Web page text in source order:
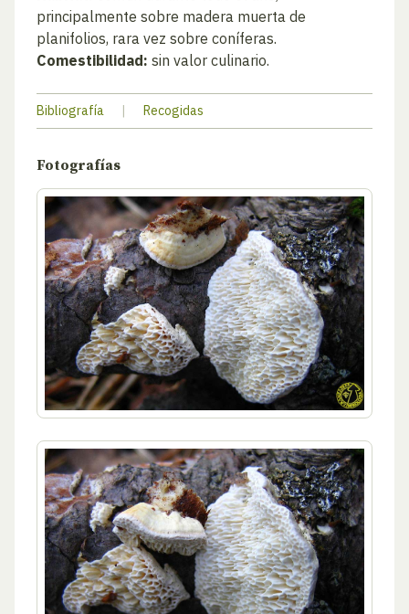
principalmente sobre madera muerta de
planifolios, rara vez sobre coníferas.
Comestibilidad: sin valor culinario.
Bibliografía | Recogidas
Fotografías